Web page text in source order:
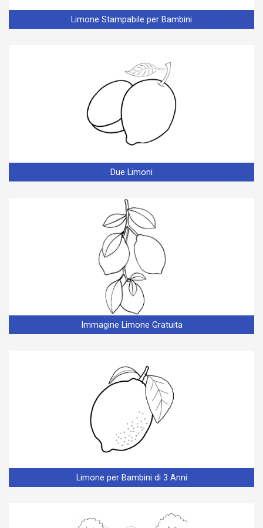
Limone Stampabile per Bambini
Due Limoni
Immagine Limone Gratuita
Limone per Bambini di 3 Anni